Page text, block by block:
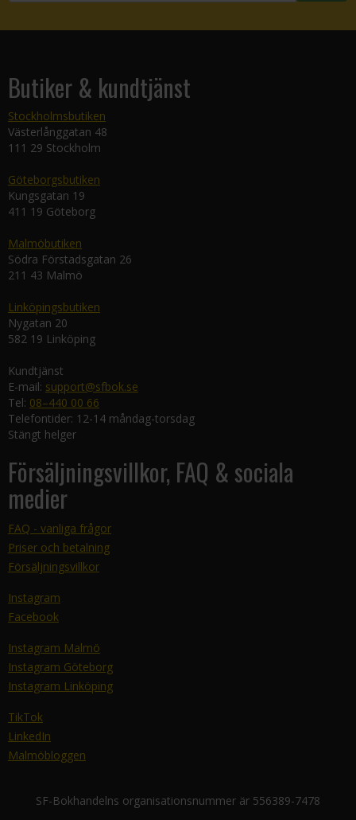
Butiker & kundtjänst
Stockholmsbutiken
Västerlånggatan 48
111 29 Stockholm
Göteborgsbutiken
Kungsgatan 19
411 19 Göteborg
Malmöbutiken
Södra Förstadsgatan 26
211 43 Malmö
Linköpingsbutiken
Nygatan 20
582 19 Linköping
Kundtjänst
E-mail: support@sfbok.se
Tel: 08–440 00 66
Telefontider: 12-14 måndag-torsdag
Stängt helger
Försäljningsvillkor, FAQ & sociala
medier
FAQ - vanliga frågor
Priser och betalning
Försäljningsvillkor
Instagram
Facebook
Instagram Malmö
Instagram Göteborg
Instagram Linköping
TikTok
LinkedIn
Malmöbloggen
SF-Bokhandelns organisationsnummer är 556389-7478